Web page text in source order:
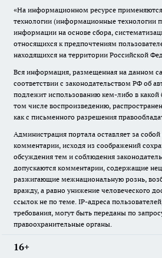
«На информационном ресурсе
технологии (информационные технологии
информации на основе сбора,
относящихся к предпочтениям
находящихся на территории Российской
Вся информация, размещенная на данном
соответствии с законодательством РФ об
подлежит использованию кем-либо в
том числе воспроизведению,
как с письменного разрешения
Администрация портала оставляет за
комментарии, исходя из соображений
обсуждения тем и соблюдения
допускаются комментарии, содержащие
разжигающие межнациональную рознь,
вражду, а равно унижение человеческого
ссылок не по теме. IP-адреса
требования, могут быть переданы по
правоохранительные органы.
16+